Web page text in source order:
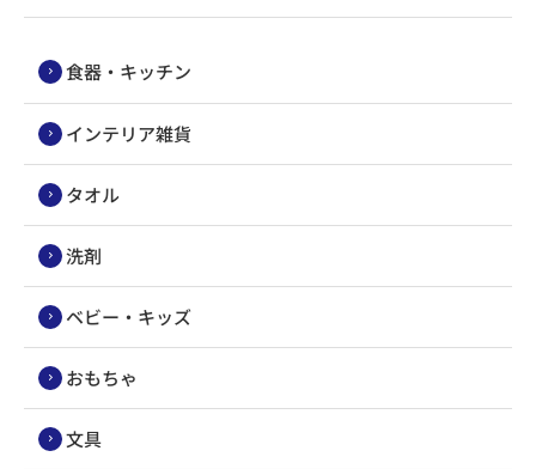
食器・キッチン
インテリア雑貨
タオル
洗剤
ベビー・キッズ
おもちゃ
文具